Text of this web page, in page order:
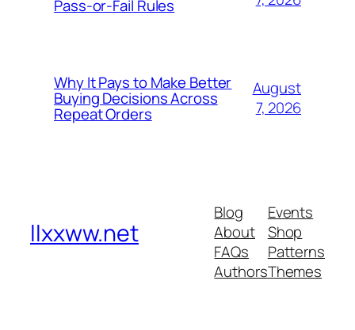
Pass-or-Fail Rules
Why It Pays to Make Better
Buying Decisions Across
Repeat Orders
August
7, 2026
llxxww.net
Blog
About
FAQs
Authors
Events
Shop
Patterns
Themes